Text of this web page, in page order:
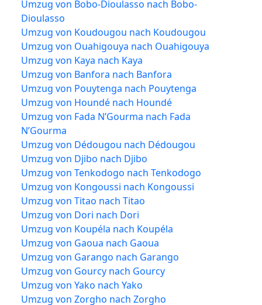
Umzug von Bobo-Dioulasso nach Bobo-
Dioulasso
Umzug von Koudougou nach Koudougou
Umzug von Ouahigouya nach Ouahigouya
Umzug von Kaya nach Kaya
Umzug von Banfora nach Banfora
Umzug von Pouytenga nach Pouytenga
Umzug von Houndé nach Houndé
Umzug von Fada N’Gourma nach Fada
N’Gourma
Umzug von Dédougou nach Dédougou
Umzug von Djibo nach Djibo
Umzug von Tenkodogo nach Tenkodogo
Umzug von Kongoussi nach Kongoussi
Umzug von Titao nach Titao
Umzug von Dori nach Dori
Umzug von Koupéla nach Koupéla
Umzug von Gaoua nach Gaoua
Umzug von Garango nach Garango
Umzug von Gourcy nach Gourcy
Umzug von Yako nach Yako
Umzug von Zorgho nach Zorgho